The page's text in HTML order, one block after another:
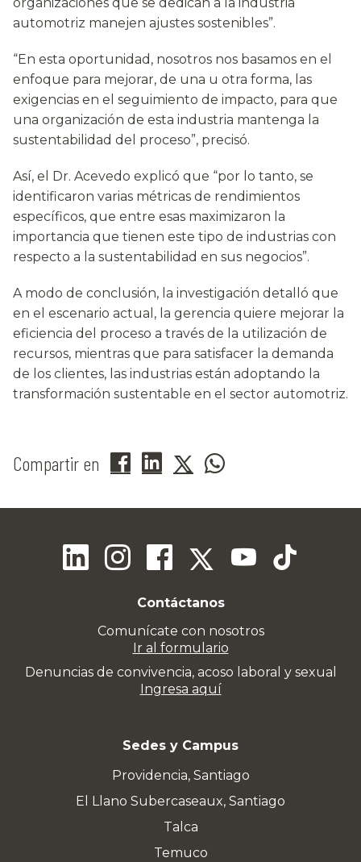
automotriz manejen ajustes sostenibles”.
“En esta oportunidad, nosotros nos basamos en el
enfoque para mejorar, de una u otra forma, las
exigencias en el seguimiento de impacto, para que
una organización de esta industria mantenga la
sustentabilidad del proceso”, precisó.
Así, el Dr. Acevedo explicó que “por lo tanto, se
identificaron varias métricas de rendimientos
específicos, que entre esas maximizaron la
importancia que tienen este tipo de industrias con
respecto a la sustentabilidad en sus negocios”.
A modo de conclusión, la investigación detalló que
en el escenario actual, la gerencia quiere mejorar la
eficiencia del proceso a través de la utilización de
recursos, mientras que para satisfacer la demanda
de los clientes, las industrias están adoptando la
transformación sustentable en el sector automotriz.
Compartir en
Contáctanos
Comunícate con nosotros
Ir al formulario
Denuncias de convivencia, acoso laboral y sexual
Ingresa aquí
Sedes y Campus
Providencia, Santiago
El Llano Subercaseaux, Santiago
Talca
Temuco